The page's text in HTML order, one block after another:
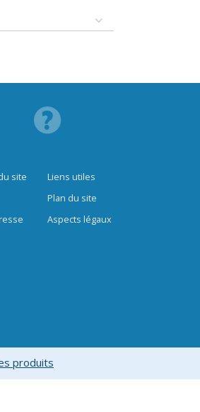
site
Liens utiles
Plan du site
Aspects légaux
produits